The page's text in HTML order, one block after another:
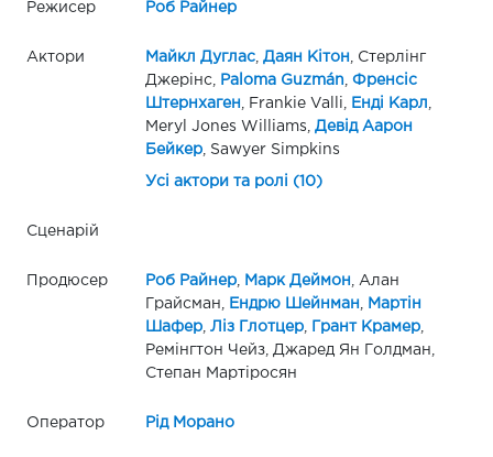
Режисер Роб Райнер
Актори Майкл Дуглас, Даян Кітон
, Стерлінг
Джерінс,
Paloma Guzmán
Френсіс
Штернхаген
, Frankie Valli, Енді Карл
Meryl Jones Williams, Девід Аарон
Бейкер, Sawyer Simpkins
Усі актори та ролі (10)
Сценарій
Продюсер Роб Райнер, Марк Деймон
, Алан
Грайсман,
Ендрю Шейнман
Мартін
Шафер, Ліз Глотцер, Грант Крамер,
Ремінгтон Чейз, Джаред Ян Голдман,
Степан Мартіросян
Оператор Рід Морано